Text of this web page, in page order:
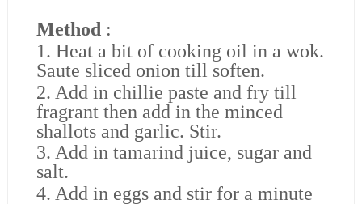
Method:
1. Heat a bit of cooking oil in a wok.
Saute sliced onion till soften.
2. Add in chillie paste and fry till
fragrant then add in the minced
shallots and garlic. Stir.
3. Add in tamarind juice, sugar and
salt.
4. Add in eggs and stir for a minute